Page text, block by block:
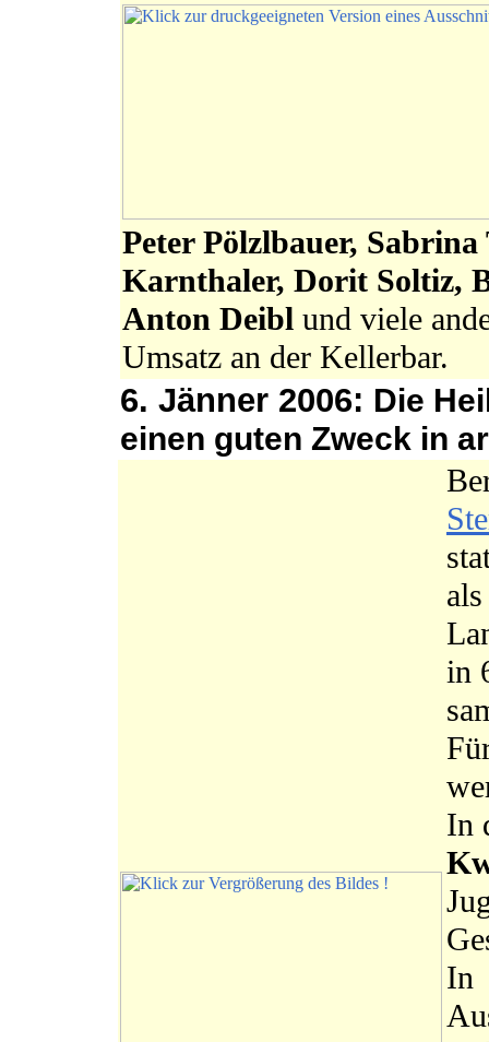
Peter Pölzlbauer,
Karnthaler, Dorit Soltiz,
Anton Deibl und viele
Umsatz an der Kellerbar.
6. Jänner 2006: Die
einen guten Zweck in
in
In